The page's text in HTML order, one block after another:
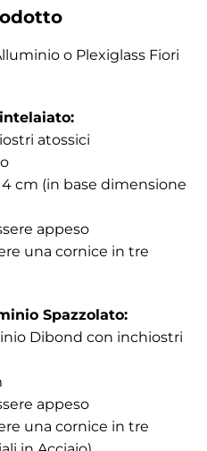
o Plexiglass Fiori
atossici
4 cm (in base dimensione
appeso
una cornice in tre
Spazzolato:
Dibond con inchiostri
appeso
una cornice in tre